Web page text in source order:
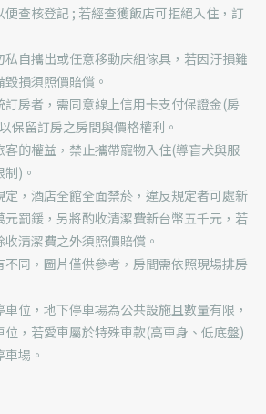
便查核登記 ; 若經查獲飯店可拒絕入住，訂
私自攜出或任意移動床組傢具，若因汙損難
損須照價賠償。
訂房者，需同意線上信用卡支付保證金(房
保留訂房之房間與價格權利。
客的權益，禁止攜帶寵物入住(導盲犬與服
)。
定，酒店全館全面禁菸，違反規定者可處新
元罰鍰，另將酌收清潔費新台幣五千元，若
清潔費之外須照價賠償。
不同，圖片僅供參考，房間需依照現場排房
位，地下停車場為公共設施且數量有限，
位，若愛車屬於特殊車款(高車身、低底盤)
場。